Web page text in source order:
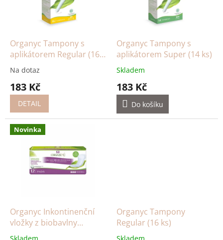
ůu
Organyc Tampony s
aplikátorem Regular (16
ks)
Na dotaz
183 Kč
DETAIL
Organyc Tampony s
aplikátorem Super (14 ks)
Skladem
183 Kč
Do košíku
Novinka
Organyc Inkontinenční
vložky z biobavlny
Normal
Skladem
Organyc Tampony
Regular (16 ks)
Skladem